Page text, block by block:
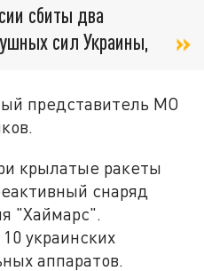
сбиты два
сил Украины,
представитель МО
крылатые ракеты
снаряд
"Хаймарс".
украинских
аппаратов.